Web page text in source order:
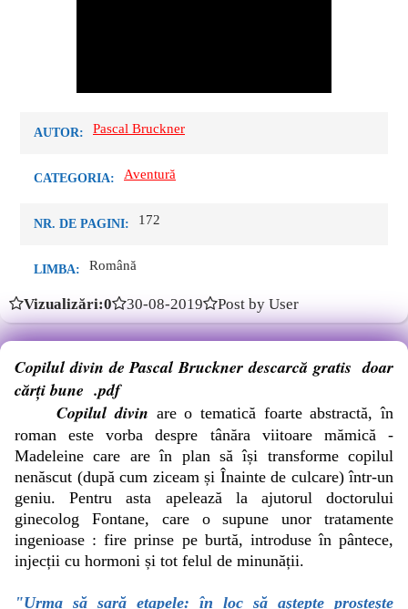
AUTOR: Pascal Bruckner
CATEGORIA: Aventură
NR. DE PAGINI: 172
LIMBA: Română
Vizualizări:0 30-08-2019 Post by User
Copilul divin de Pascal Bruckner descarcă gratis doar
cărți bune .pdf
Copilul divin are o tematică foarte abstractă, în
roman este vorba despre tânăra viitoare mămică -
Madeleine care are în plan să își transforme copilul
nenăscut (după cum ziceam și Înainte de culcare) într-un
geniu. Pentru asta apelează la ajutorul doctorului
ginecolog Fontane, care o supune unor tratamente
ingenioase : fire prinse pe burtă, introduse în pântece,
injecții cu hormoni și tot felul de minunății.
"Urma să sară etapele: în loc să aştepte prosteşte